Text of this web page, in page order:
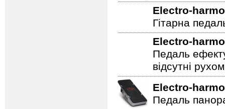
Electro-
Фут
Electro-
Гітарна
Electro-
Педаль
відсутні